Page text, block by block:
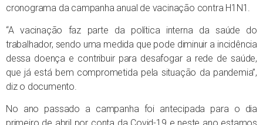
cronograma da campanha anual de vacinação contra H1N1.
“A vacinação faz parte da política interna da saúde do
trabalhador, sendo uma medida que pode diminuir a incidência
dessa doença e contribuir para desafogar a rede de saúde,
que já está bem comprometida pela situação da pandemia”,
diz o documento.
No ano passado a campanha foi antecipada para o dia